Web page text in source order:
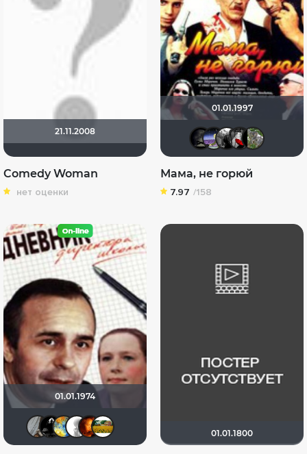
21.11.2008
Comedy Woman
нет оценки
01.01.1997
xrockx
Мама, не горюй
7.97 /158
01.01.1974
Батя подруги
strange
01.01.1800